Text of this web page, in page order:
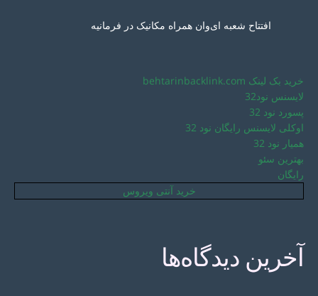
افتتاح شعبه ای‌وان همراه مکانیک در فرمانیه
خرید بک لینک behtarinbacklink.com
لایسنس نود32
پسورد نود 32
اوکلی لایسنس رایگان نود 32
همیار نود 32
بهترین سئو
رایگان
خرید آنتی ویروس
آخرین دیدگاه‌ها